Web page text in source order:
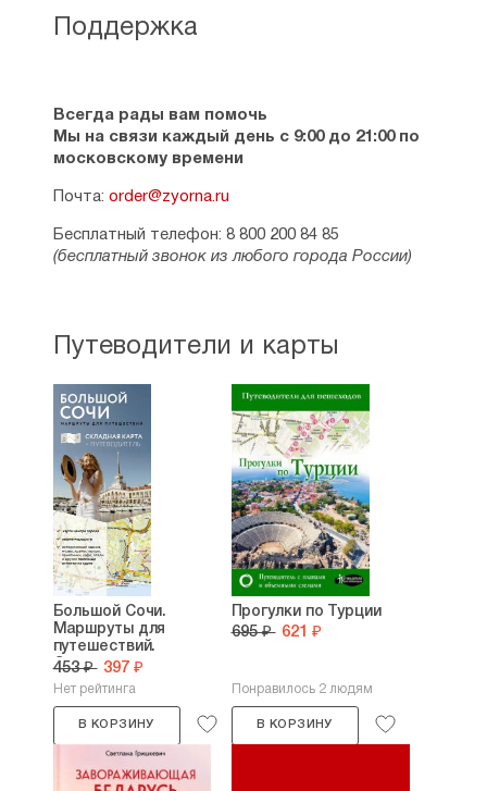
Поддержка
Всегда рады вам помочь
Мы на связи каждый день с 9:00 до 21:00 по
московскому времени
Почта: order@zyorna.ru
Бесплатный телефон: 8 800 200 84 85
(бесплатный звонок из любого города России)
Путеводители и карты
Большой Сочи.
Маршруты для
путешествий.
Складная...
453 ₽ 397 ₽
Нет рейтинга
В КОРЗИНУ
Прогулки по Турции
695 ₽ 621 ₽
Понравилось 2 людям
В КОРЗИНУ